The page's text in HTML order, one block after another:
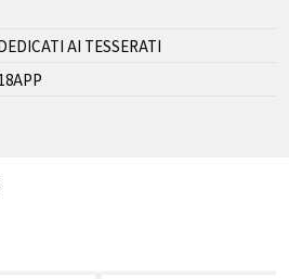
AI TESSERATI